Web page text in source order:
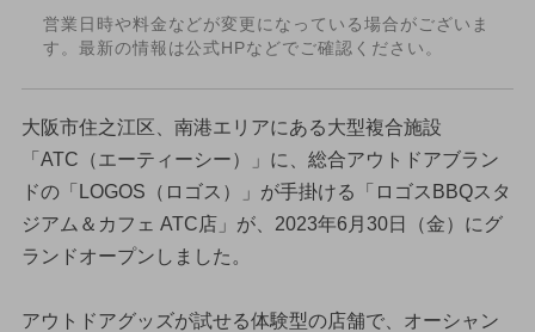
営業日時や料金などが変更になっている場合がございま
す。最新の情報は公式HPなどでご確認ください。
大阪市住之江区、南港エリアにある大型複合施設
「ATC（エーティーシー）」に、総合アウトドアブラン
ドの「LOGOS（ロゴス）」が手掛ける「ロゴスBBQスタ
ジアム＆カフェ ATC店」が、2023年6月30日（金）にグ
ランドオープンしました。
アウトドアグッズが試せる体験型の店舗で、オーシャン